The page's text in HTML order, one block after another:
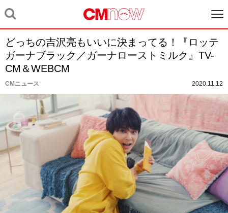
どっちの吉沢亮もいいに決まってる！『ロッテ
ガーナブラック／ガーナローストミルク』TV-
CM＆WEBCM
CMニュース 2020.11.12